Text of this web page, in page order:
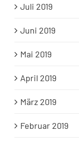
Juli 2019
Juni 2019
Mai 2019
April 2019
März 2019
Februar 2019